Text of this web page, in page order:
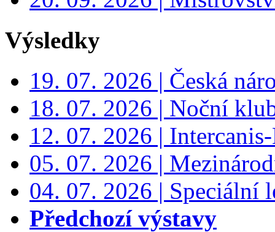
Výsledky
19. 07. 2026 | Česká
18. 07. 2026 | Noční
12. 07. 2026 |
05. 07. 2026 |
04. 07. 2026 | Speciální
Předchozí výstavy